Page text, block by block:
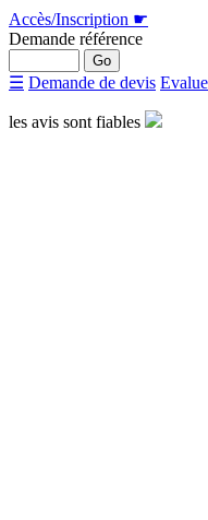
Accès/Inscription ☛
Demande référence
☰ Demande de devis
les avis sont fiables